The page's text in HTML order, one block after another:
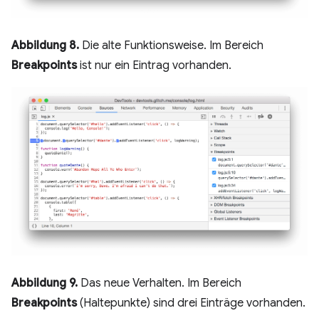
Abbildung 8. Die alte Funktionsweise. Im Bereich
Breakpointsist nur ein Eintrag vorhanden.
Abbildung 9. Das neue Verhalten. Im Bereich
Breakpoints(Haltepunkte) sind drei Einträge vorhanden.